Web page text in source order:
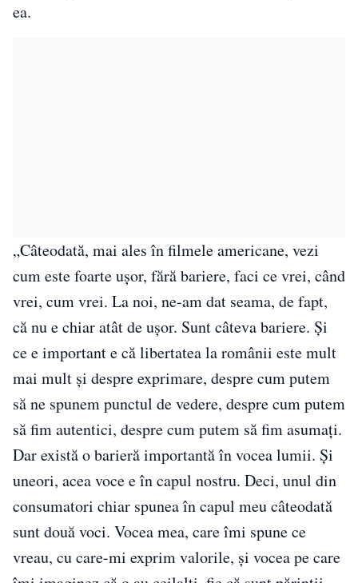
ea.
„Câteodată, mai ales în filmele americane, vezi
cum este foarte ușor, fără bariere, faci ce vrei, când
vrei, cum vrei. La noi, ne-am dat seama, de fapt,
că nu e chiar atât de ușor. Sunt câteva bariere. Și
ce e important e că libertatea la românii este mult
mai mult și despre exprimare, despre cum putem
să ne spunem punctul de vedere, despre cum putem
să fim autentici, despre cum putem să fim asumați.
Dar există o barieră importantă în vocea lumii. Și
uneori, acea voce e în capul nostru. Deci, unul din
consumatori chiar spunea în capul meu câteodată
sunt două voci. Vocea mea, care îmi spune ce
vreau, cu care-mi exprim valorile, și vocea pe care